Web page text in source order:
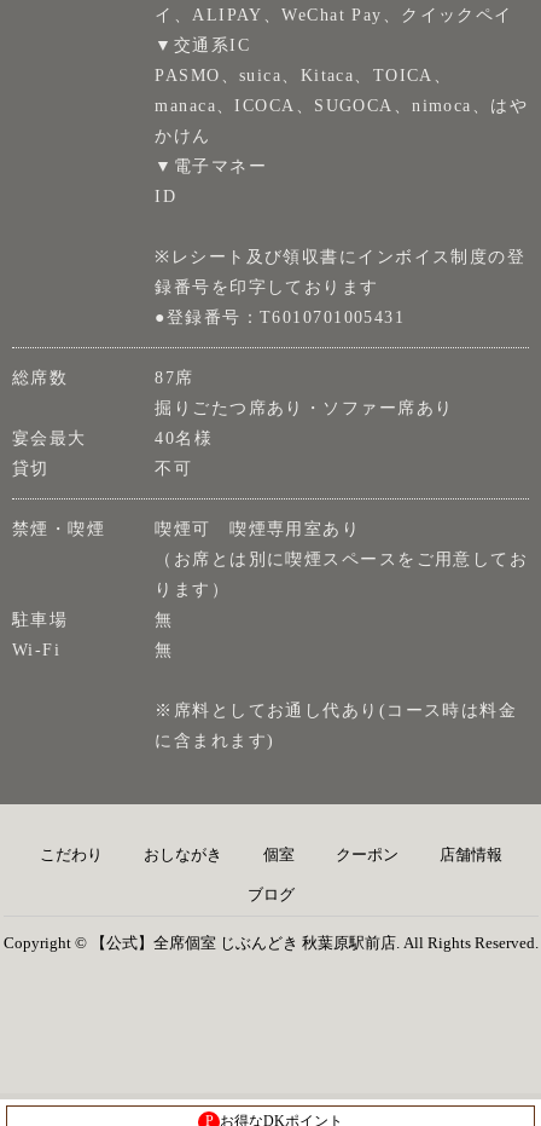
イ、ALIPAY、WeChat Pay、クイックペイ
▼交通系IC
PASMO、suica、Kitaca、TOICA、
manaca、ICOCA、SUGOCA、nimoca、はや
かけん
▼電子マネー
ID
※レシート及び領収書にインボイス制度の登
録番号を印字しております
●登録番号：T6010701005431
総席数
87席
掘りごたつ席あり・ソファー席あり
宴会最大
40名様
貸切
不可
禁煙・喫煙
喫煙可 喫煙専用室あり
（お席とは別に喫煙スペースをご用意してお
ります）
駐車場
無
Wi-Fi
無
※席料としてお通し代あり(コース時は料金
に含まれます)
こだわり おしながき 個室 クーポン 店舗情報
ブログ
Copyright © 【公式】全席個室 じぶんどき 秋葉原駅前店. All Rights Reserved.
P お得なDKポイント